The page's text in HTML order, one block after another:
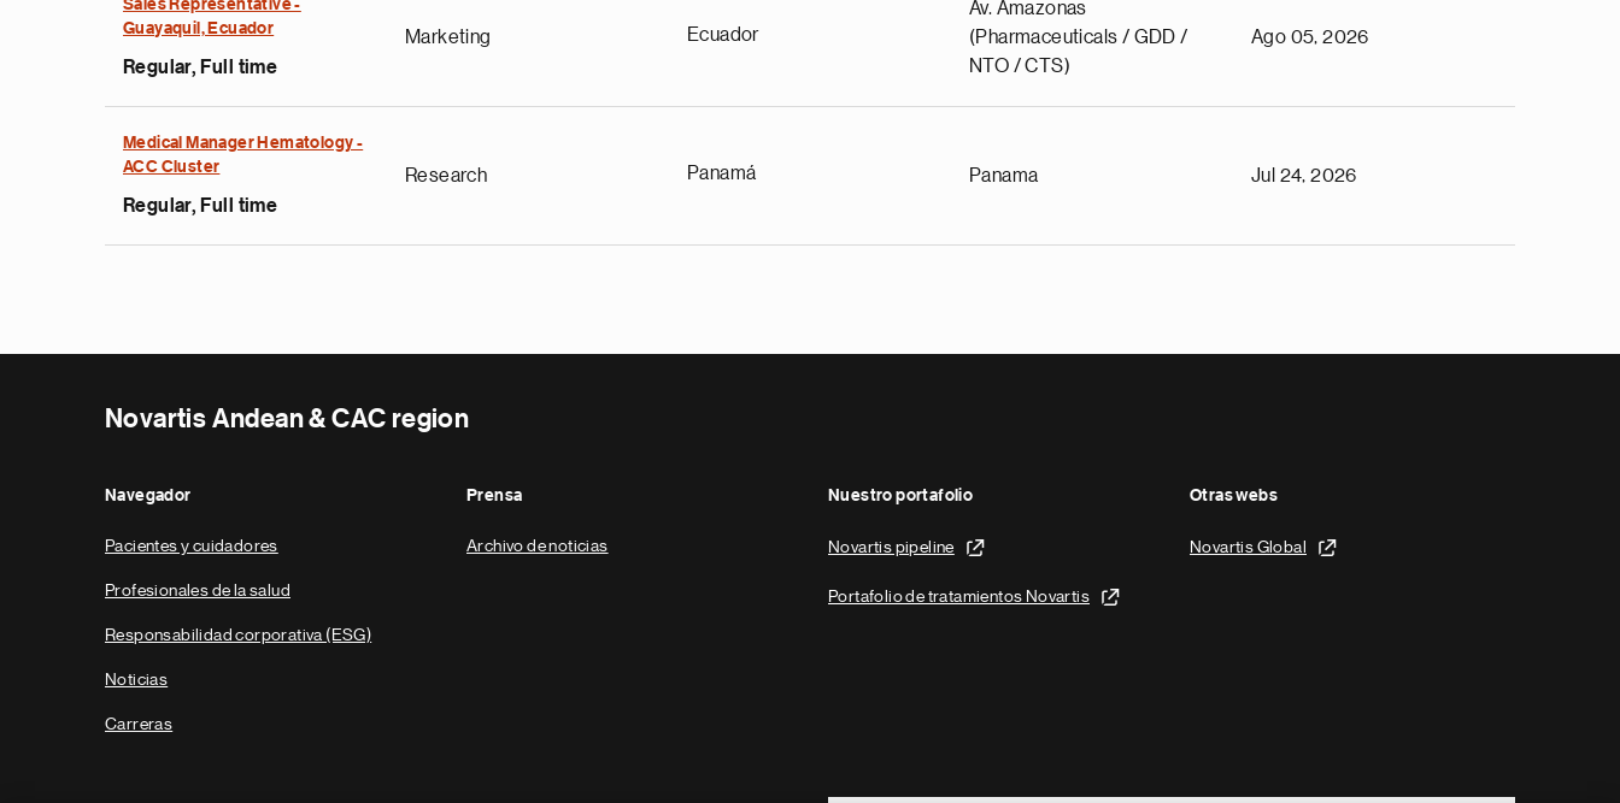
Sales Representative -
Guayaquil, Ecuador
Regular, Full time
Marketing Ecuador
Av. Amazonas
(Pharmaceuticals / GDD /
NTO / CTS)
Ago 05, 2026
Medical Manager Hematology -
ACC Cluster
Regular, Full time
Research Panamá Panama Jul 24, 2026
Novartis Andean & CAC region
Navegador
Pacientes y cuidadores
Profesionales de la salud
Responsabilidad corporativa (ESG)
Noticias
Carreras
Prensa
Archivo de noticias
Nuestro portafolio
Novartis pipeline
Portafolio de tratamientos Novartis
Otras webs
Novartis Global